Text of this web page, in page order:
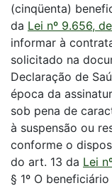
(cinqüenta)
da Lei nº 9.656,
informar à
solicitado na
Declaração de
época da
sob pena de
à suspensão ou
conforme o
do art. 13 da Lei
§ 1º O